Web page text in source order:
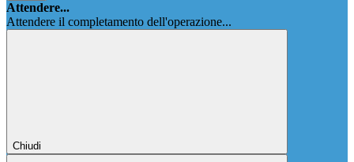
Attendere...
Attendere il completamento dell'operazione...
Chiudi